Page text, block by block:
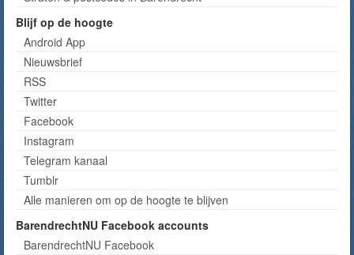
Blijf op de hoogte
Android App
Nieuwsbrief
RSS
Twitter
Facebook
Instagram
Telegram kanaal
Tumblr
Alle manieren om op de hoogte te blijven
BarendrechtNU Facebook accounts
BarendrechtNU Facebook